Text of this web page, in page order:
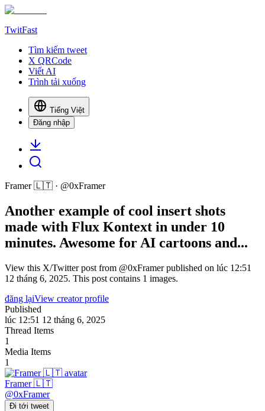
TwitFast
Tìm kiếm tweet
X QRCode
Viết AI
Trình tải xuống
Tiếng Việt
Đăng nhập
Framer 🇱🇹 · @0xFramer
Another example of cool insert shots
made with Flux Kontext in under 10
minutes. Awesome for AI cartoons and...
View this X/Twitter post from @0xFramer published on lúc 12:51
12 tháng 6, 2025. This post contains 1 images.
đăng lạiView creator profile
Published
lúc 12:51 12 tháng 6, 2025
Thread Items
1
Media Items
1
Framer 🇱🇹
@0xFramer
Đi tới tweet